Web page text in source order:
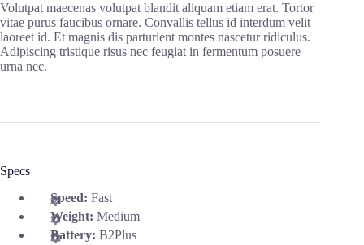
Volutpat maecenas volutpat blandit aliquam etiam erat. Tortor
vitae purus faucibus ornare. Convallis tellus id interdum velit
laoreet id. Et magnis dis parturient montes nascetur ridiculus.
Adipiscing tristique risus nec feugiat in fermentum posuere
urna nec.
Specs
Speed: Fast
Weight: Medium
Battery: B2Plus